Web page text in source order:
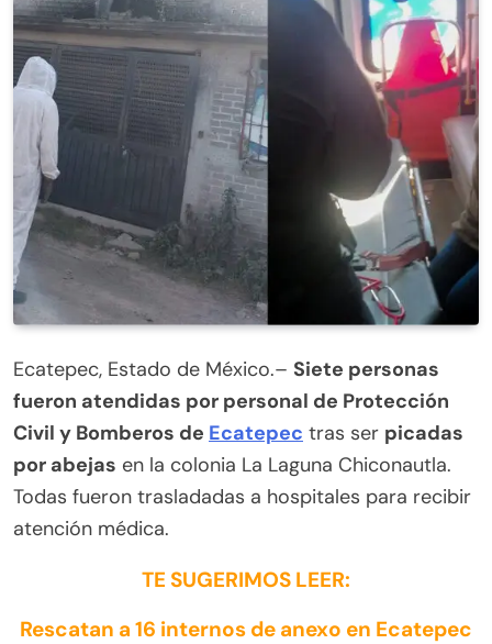
Ecatepec, Estado de México.– Siete personas
fueron atendidas por personal de Protección
Civil y Bomberos de Ecatepec tras ser picadas
por abejas en la colonia La Laguna Chiconautla.
Todas fueron trasladadas a hospitales para recibir
atención médica.
TE SUGERIMOS LEER:
Rescatan a 16 internos de anexo en Ecatepec